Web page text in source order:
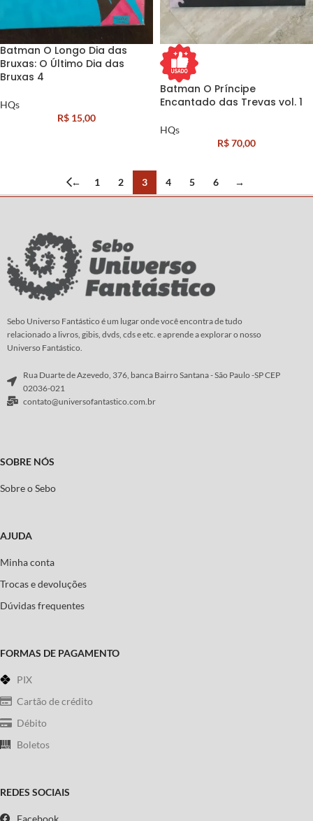
Batman O Longo Dia das
Bruxas: O Último Dia das
Bruxas 4
HQs
R$ 15,00
Batman O Príncipe
Encantado das Trevas vol. 1
HQs
R$70,00
← 1 2 3 4 5 6 →
Sebo Universo Fantástico é um lugar onde você encontra de tudo
relacionado a livros, gibis, dvds, cds e etc. e aprende a explorar o nosso
Universo Fantástico.
Rua Duarte de Azevedo, 376, banca Bairro Santana - São Paulo -SP CEP
02036-021
contato@universofantastico.com.br
SOBRE NÓS
Sobre o Sebo
AJUDA
Minha conta
Trocas e devoluções
Dúvidas frequentes
FORMAS DE PAGAMENTO
PIX
Cartão de crédito
Débito
Boletos
REDES SOCIAIS
Facebook